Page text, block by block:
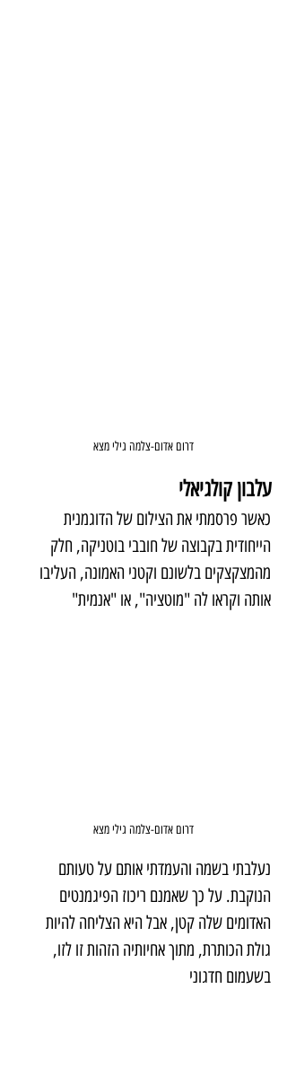
דרום אדום-צלמה גילי מצא
עלבון קולגיאלי
כאשר פרסמתי את הצילום של הדוגמנית
הייחודית בקבוצה של חובבי בוטניקה, חלק
מהמצקצקים בלשונם וקטני האמונה, העליבו
אותה וקראו לה "מוטציה", או "אנמית"
דרום אדום-צלמה גילי מצא
נעלבתי בשמה והעמדתי אותם על טעותם
הנוקבת. על כך שאמנם ריכוז הפיגמנטים
האדומים שלה קטן, אבל היא הצליחה להיות
גולת הכותרת, מתוך אחיותיה הזהות זו לזו,
בשעמום חדגוני